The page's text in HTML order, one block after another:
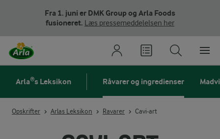
Fra 1. juni er DMK Group og Arla Foods
fusioneret. Læs pressemeddelelsen her
Arla®s Leksikon Råvarer og ingredienser
Opskrifter Arlas Leksikon Ravarer Cavi-art